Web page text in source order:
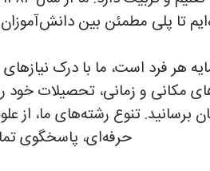
تا پلی مطمئن بین
هر فرد است، ما با درک
مکانی و زمانی، تحصیلات خود
برسانید. تنوع رشته‌های ما، از
حرفه‌ای، پاسخگوی